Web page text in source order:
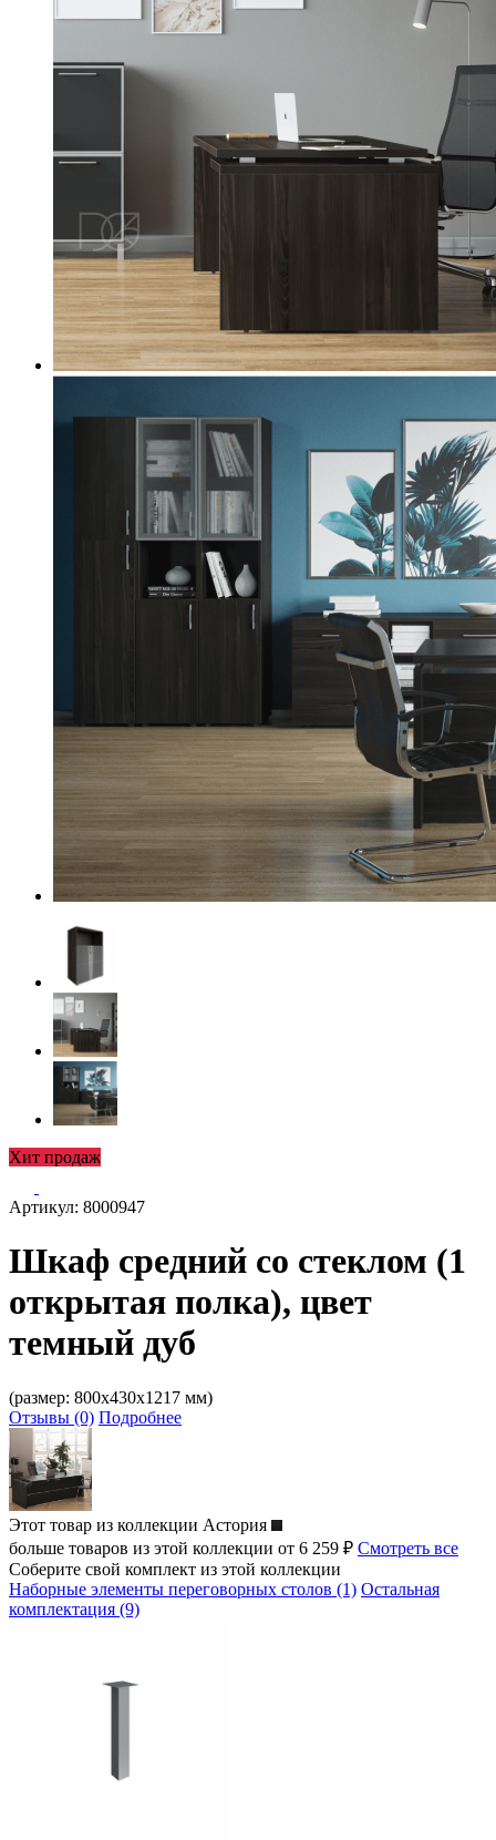
Хит продаж
Артикул: 8000947
Шкаф средний со стеклом (1
открытая полка), цвет
темный дуб
(размер: 800х430х1217 мм)
Отзывы (0) Подробнее
Этот товар из коллекции Астория
больше товаров из этой коллекции от 6 259 ₽ Смотреть все
Соберите свой комплект из этой коллекции
Наборные элементы переговорных столов (1) Остальная
комплектация (9)